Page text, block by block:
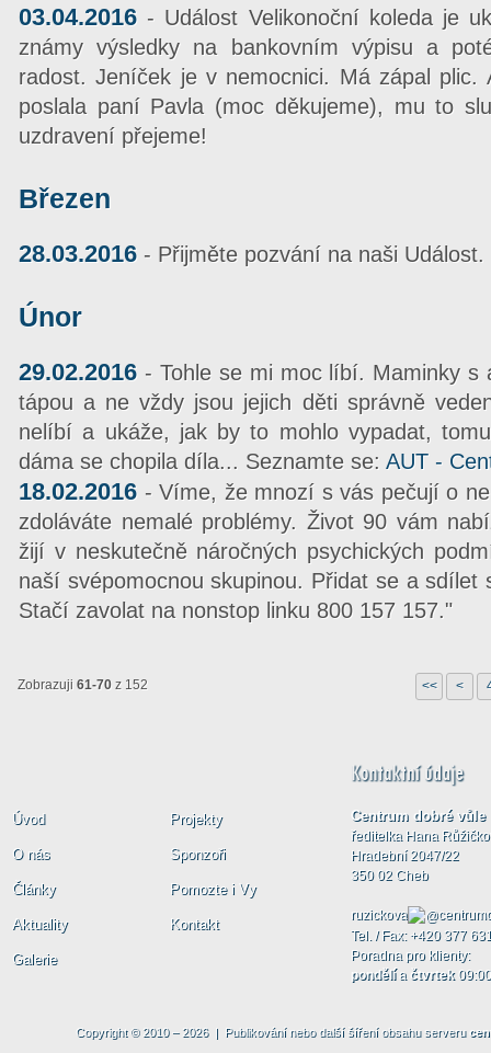
03.04.2016 - Událost Velikonoční koleda je
známy výsledky na bankovním výpisu a
radost. Jeníček je v nemocnici. Má zápal plic.
poslala paní Pavla (moc děkujeme), mu to
uzdravení přejeme!
Březen
28.03.2016 - Přijměte pozvání na naši
Únor
29.02.2016 - Tohle se mi moc líbí. Maminky s
tápou a ne vždy jsou jejich děti správně
nelíbí a ukáže, jak by to mohlo vypadat,
dáma se chopila díla... Seznamte se: AUT -
18.02.2016 - Víme, že mnozí s vás pečují o
zdoláváte nemalé problémy. Život 90 vám
žijí v neskutečně náročných psychických
naší svépomocnou skupinou. Přidat se a sdílet
Stačí zavolat na nonstop linku 800 157 157."
Zobrazuji 61-70 z 152 <
<<
Úvod Projekty
O nás Sponzoři
Články Pomozte i Vy
Aktuality Kontakt
Galerie
Centrum dobré vůle
ředitelka Hana
Hradební 2047/22
350 02 Cheb
ruzickova
Tel. / Fax: +420 377
Poradna pro klienty:
pondělía čtvrtek
Copyright © 2010 – 2026 | Publikování nebo další šíření obsahu serveru